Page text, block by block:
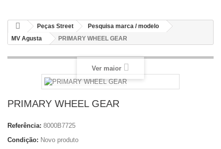
Peças Street
Pesquisa marca / modelo
MV Agusta
PRIMARY WHEEL GEAR
Ver maior
PRIMARY WHEEL GEAR
Referência: 8000B7725
Condição: Novo produto